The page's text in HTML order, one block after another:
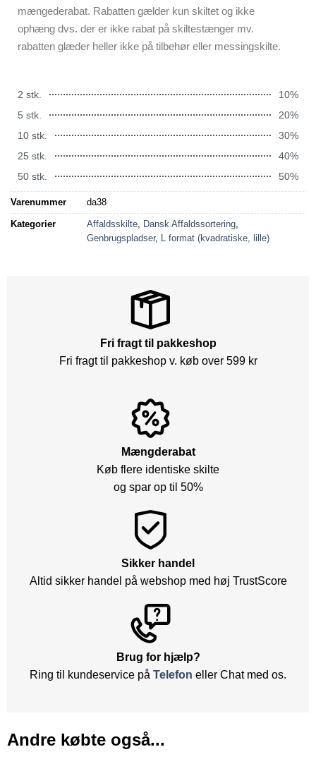
mængederabat. Rabatten gælder kun skiltet og ikke
ophæng dvs. der er ikke rabat på skiltestænger mv.
rabatten glæder heller ikke på tilbehør eller messingskilte.
2 stk.
10%
5 stk.
20%
10 stk.
30%
25 stk.
40%
50 stk.
50%
Varenummer da38
Kategorier Affaldsskilte, Dansk Affaldssortering,
Genbrugspladser, L format (kvadratiske, lille)
Fri fragt til pakkeshop
Fri fragt til pakkeshop v. køb over 599 kr
Mængderabat
Køb flere identiske skilte
og spar op til 50%
Sikker handel
Altid sikker handel på webshop med høj TrustScore
Brug for hjælp?
Ring til kundeservice på Telefon eller Chat med os.
Andre købte også...